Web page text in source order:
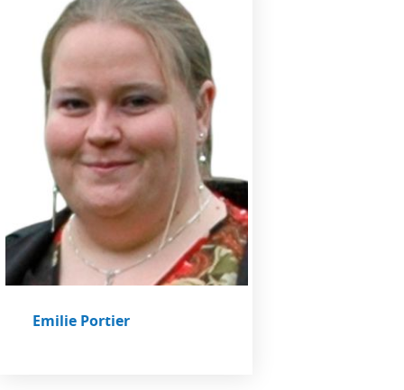
Emilie Portier